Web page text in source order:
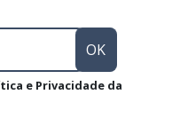
e Privacidade da